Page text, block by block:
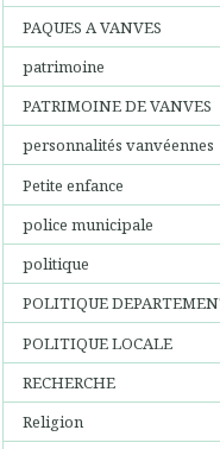
PAQUES A VANVES
patrimoine
PATRIMOINE DE VANVES
personnalités vanvéennes
Petite enfance
police municipale
politique
POLITIQUE
POLITIQUE LOCALE
RECHERCHE
Religion